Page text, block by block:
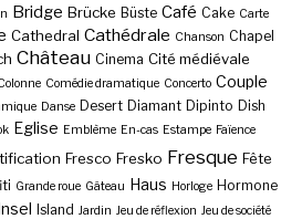
Bridge Brücke Büste Café Cake Carte
Cathedral Cathédrale Chanson Chapel
Château Cinema Cité médiévale
Comédie dramatique Concerto Couple
Danse Desert Diamant Dipinto Dish
Eglise Emblème En-cas Estampe Faïence
Fresco Fresko Fresque Fête
Grande roue Gâteau Haus Horloge Hormone
Island Jardin Jeu de réflexion Jeu de société